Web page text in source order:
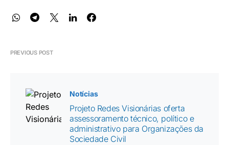
PREVIOUS POST
Notícias
Projeto Redes Visionárias oferta
assessoramento técnico, político e
administrativo para Organizações da
Sociedade Civil